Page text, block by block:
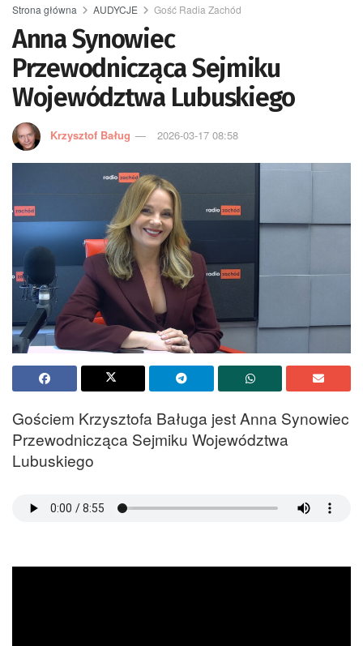
Strona główna AUDYCJE Gość Radia Zachód
Anna Synowiec
Przewodnicząca Sejmiku
Województwa Lubuskiego
Krzysztof Baług 2026-03-17 08:58
Gościem Krzysztofa Baługa jest Anna Synowiec
Przewodnicząca Sejmiku Województwa
Lubuskiego